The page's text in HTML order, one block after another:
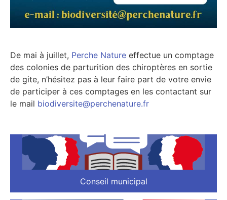
De mai à juillet, Perche Nature effectue un comptage
des colonies de parturition des chiroptères en sortie
de gite, n’hésitez pas à leur faire part de votre envie
de participer à ces comptages en les contactant sur
le mail biodiversite@perchenature.fr
Conseil municipal